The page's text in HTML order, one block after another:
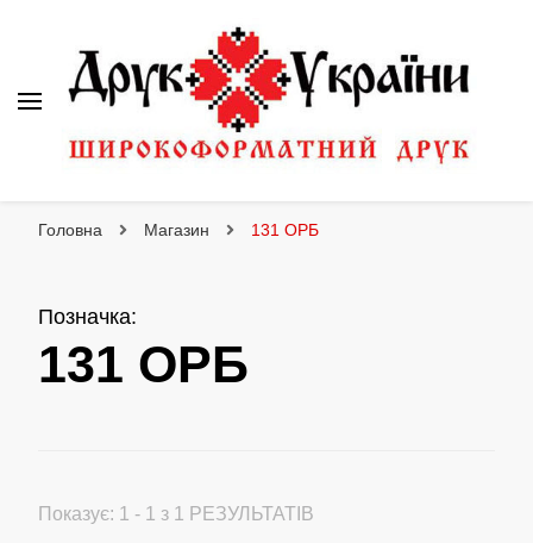
Головна Магазин 131 ОРБ
Позначка:
131 ОРБ
Показує: 1 - 1 з 1 РЕЗУЛЬТАТІВ